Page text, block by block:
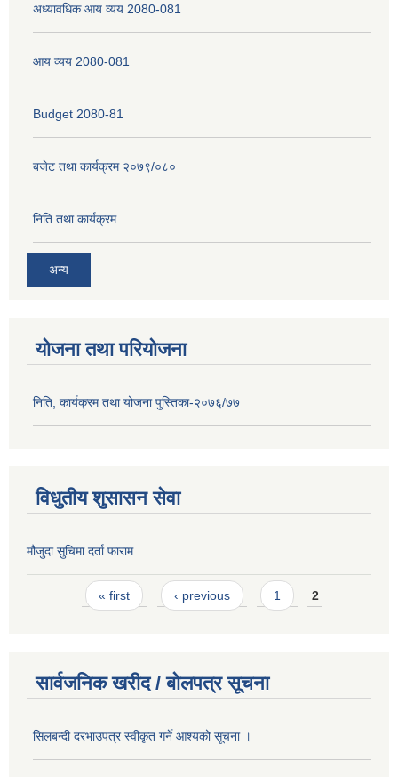
अध्यावधिक आय व्यय 2080-081
आय व्यय 2080-081
Budget 2080-81
बजेट तथा कार्यक्रम २०७९/०८०
निति तथा कार्यक्रम
अन्य
योजना तथा परियोजना
निति, कार्यक्रम तथा योजना पुस्तिका-२०७६/७७
विधुतीय शुसासन सेवा
मौजुदा सुचिमा दर्ता फाराम
Pages« first ‹ previous 1 2
सार्वजनिक खरीद / बोलपत्र सूचना
सिलबन्दी दरभाउपत्र स्वीकृत गर्ने आश्यको सूचना ।